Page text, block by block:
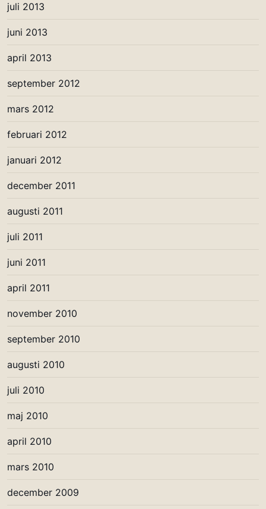
juli 2013
juni 2013
april 2013
september 2012
mars 2012
februari 2012
januari 2012
december 2011
augusti 2011
juli 2011
juni 2011
april 2011
november 2010
september 2010
augusti 2010
juli 2010
maj 2010
april 2010
mars 2010
december 2009